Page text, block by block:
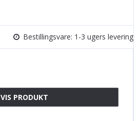
Bestillingsvare: 1-3 ugers levering
VIS PRODUKT